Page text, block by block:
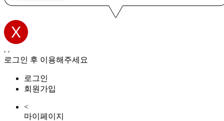
로그인 후 이용해주세요
로그인
회원가입
<
마이페이지